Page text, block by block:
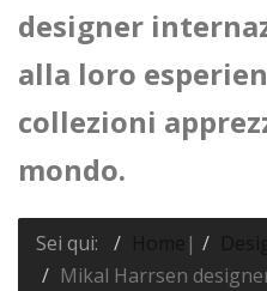
designer
alla loro
collezioni
mondo.
Sei qui: |
Mikal Harrsen